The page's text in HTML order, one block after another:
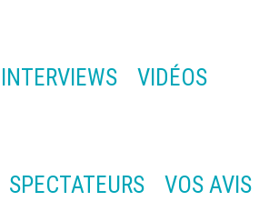
INTERVIEWS VIDÉOS
SPECTATEURS VOS AVIS